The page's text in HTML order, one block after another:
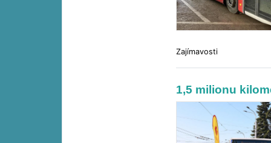
Zajímavosti
1,5 milionu